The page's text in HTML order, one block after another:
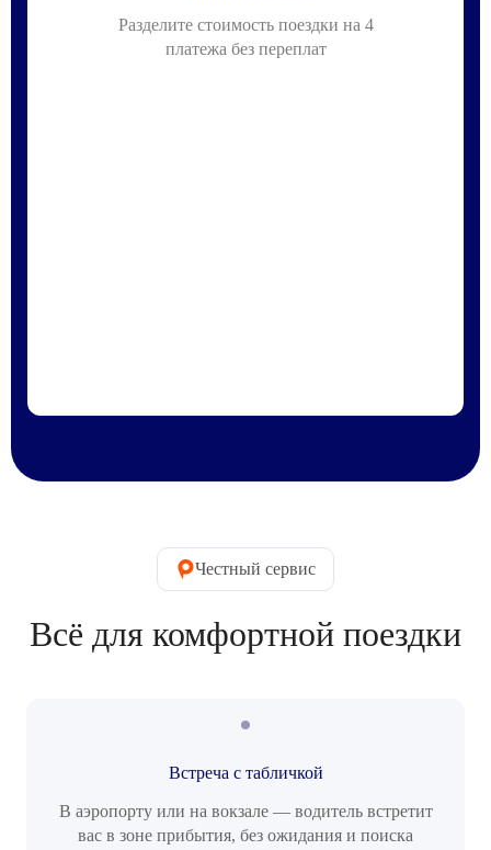
Разделите стоимость поездки на 4
платежа без переплат
Честный сервис
Всё для комфортной поездки
Встреча с табличкой
В аэропорту или на вокзале — водитель встретит
вас в зоне прибытия, без ожидания и поиска